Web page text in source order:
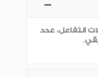
التفاعل، عدد
.